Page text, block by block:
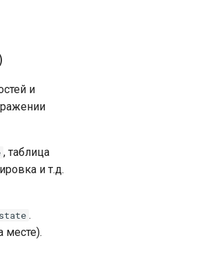
и
, таблица
и т.д.
.
месте).